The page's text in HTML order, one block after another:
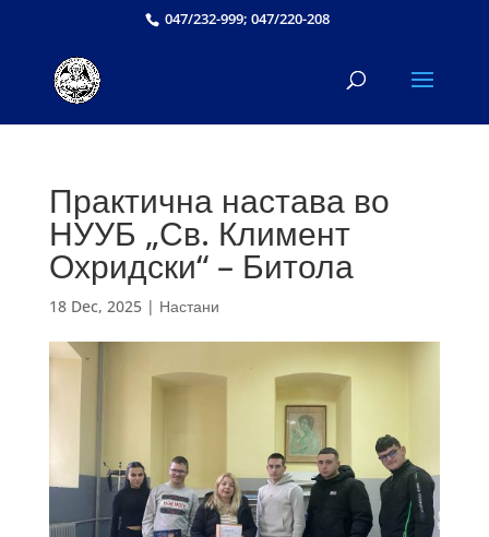
047/232-999; 047/220-208
Практична настава во
НУУБ „Св. Климент
Охридски“ – Битола
18 Dec, 2025| Настани